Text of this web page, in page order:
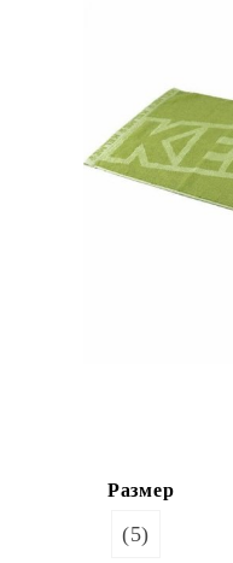
Размер
(5)